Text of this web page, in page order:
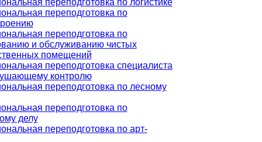
переподготовка по
переподготовка по
и обслуживанию чистых
помещений
переподготовка специалиста
контролю
переподготовка по лесному
переподготовка по
делу
переподготовка по арт-